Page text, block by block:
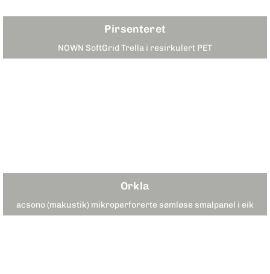
Pirsenteret
NOWN SoftGrid Trella i resirkulert PET
Orkla
acsono (makustik) mikroperforerte sømløse smalpanel i eik